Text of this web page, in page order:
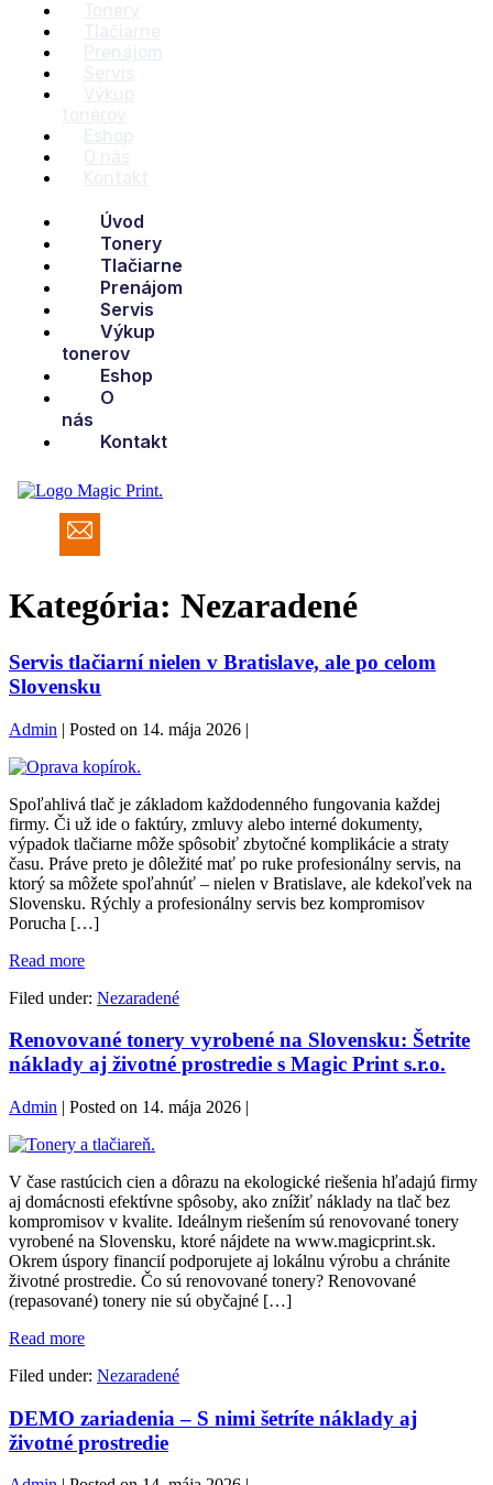
Úvod
Tonery
Tlačiarne
Prenájom
Servis
Výkup
tonerov
Eshop
O
nás
Kontakt
Kategória: Nezaradené
Servis tlačiarní nielen v Bratislave, ale po celom
Slovensku
Admin | Posted on 14. mája 2026 |
Servis
nielen
v
Bratislave,
ale
po
celom
Slovensku
Spoľahlivá tlač je základom každodenného fungovania každej
firmy. Či už ide o faktúry, zmluvy alebo interné dokumenty,
výpadok tlačiarne môže spôsobiť zbytočné komplikácie a straty
času. Práve preto je dôležité mať po ruke profesionálny servis, na
ktorý sa môžete spoľahnúť – nielen v Bratislave, ale kdekoľvek na
Slovensku. Rýchly a profesionálny servis bez kompromisov
Porucha […]
Read moreServis
nielen
Bratislave,
ale
po
celom
Slovensku
Filed under: Nezaradené
Renovované tonery vyrobené na Slovensku: Šetrite
náklady aj životné prostredie s Magic Print s.r.o.
Admin | Posted on 14. mája 2026 |
Renovované
vyrobené
na
Slovensku:
Šetrite
náklady
aj
životné
s Magic
s.r.o.
V čase rastúcich cien a dôrazu na ekologické riešenia hľadajú firmy
aj domácnosti efektívne spôsoby, ako znížiť náklady na tlač bez
kompromisov v kvalite. Ideálnym riešením sú renovované tonery
vyrobené na Slovensku, ktoré nájdete na www.magicprint.sk.
Okrem úspory financií podporujete aj lokálnu výrobu a chránite
životné prostredie. Čo sú renovované tonery? Renovované
(repasované) tonery nie sú obyčajné […]
Read moreRenovované
vyrobené
Slovensku:
Šetrite
náklady
Filed under: Nezaradené
DEMO zariadenia – S nimi šetríte náklady aj
životné prostredie